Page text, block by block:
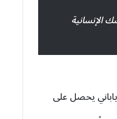
الإنسانية
يحصل على